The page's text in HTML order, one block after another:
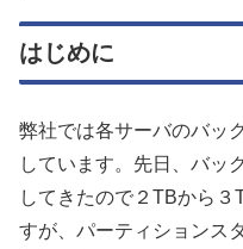
はじめに
弊社では各サーバのバッ
しています。先日、バッ
してきたので２TBから
すが、パーティションス